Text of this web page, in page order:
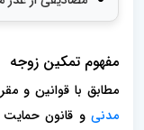
مفهوم تمکین زوجه
مطابق با قوانین و
مدنی و قانون